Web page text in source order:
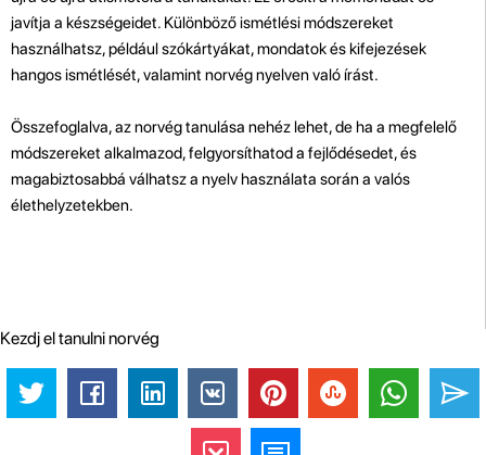
javítja a készségeidet. Különböző ismétlési módszereket
használhatsz, például szókártyákat, mondatok és kifejezések
hangos ismétlését, valamint norvég nyelven való írást.
Összefoglalva, az norvég tanulása nehéz lehet, de ha a megfelelő
módszereket alkalmazod, felgyorsíthatod a fejlődésedet, és
magabiztosabbá válhatsz a nyelv használata során a valós
élethelyzetekben.
Kezdj el tanulni norvég